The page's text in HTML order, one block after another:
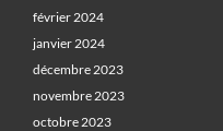
février 2024
janvier 2024
décembre 2023
novembre 2023
octobre 2023